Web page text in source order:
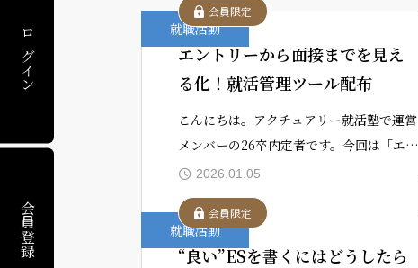
就職活動
会員限定
エントリーから面接までを見え
る化！就活管理ツール配布
こんにちは。アクチュアリー就活塾で運営
メンバーの26卒内定者です。今回は「エン
トリーから面接までを見える化！就活管理
ツール配布」とあるように、選考管理をす
るためのツールをご用意しましたのでど
2026.01.05
就職活動
会員限定
“良い”ESを書くにはどうしたら
ログイン
会員登録